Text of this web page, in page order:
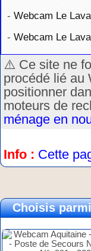
- Webcam Le
- Webcam Le
⚠️ Ce site ne
procédé lié au
positionner
moteurs de
ménage en
Info : Cette
Choisis